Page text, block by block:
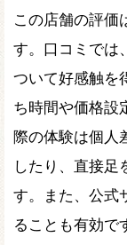
この店舗の評価
す。口コミでは、
ついて好感触を
ち時間や価格設
際の体験は個人
したり、直接足
す。また、公式
ることも有効で